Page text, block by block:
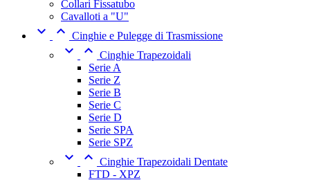
Collari Fissatubo
Cavalloti a "U"
  Cinghie e Pulegge di Trasmissione
  Cinghie Trapezoidali
Serie A
Serie Z
Serie B
Serie C
Serie D
Serie SPA
Serie SPZ
  Cinghie Trapezoidali Dentate
FTD - XPZ